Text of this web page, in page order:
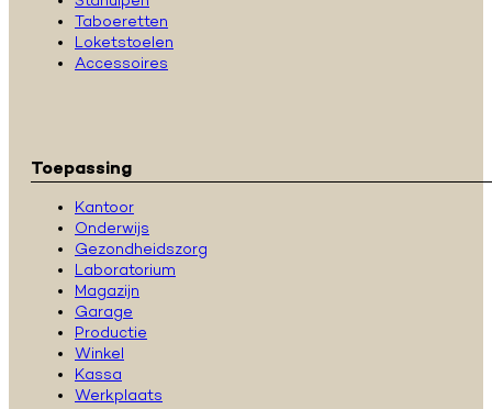
Taboeretten
Loketstoelen
Accessoires
Toepassing
Kantoor
Onderwijs
Gezondheidszorg
Laboratorium
Magazijn
Garage
Productie
Winkel
Kassa
Werkplaats